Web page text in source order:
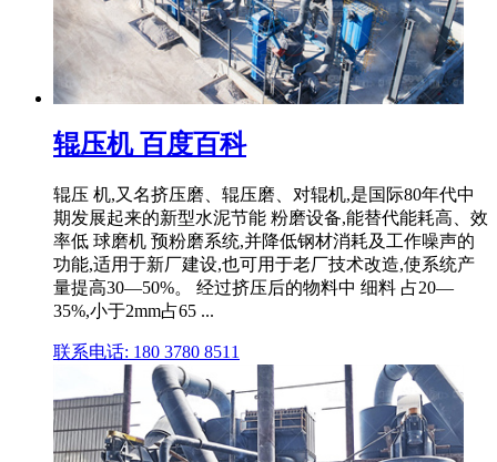
辊压机 百度百科
辊压 机,又名挤压磨、辊压磨、对辊机,是国际80年代中
期发展起来的新型水泥节能 粉磨设备,能替代能耗高、效
率低 球磨机 预粉磨系统,并降低钢材消耗及工作噪声的
功能,适用于新厂建设,也可用于老厂技术改造,使系统产
量提高30—50%。 经过挤压后的物料中 细料 占20—
35%,小于2mm占65 ...
联系电话: 180 3780 8511